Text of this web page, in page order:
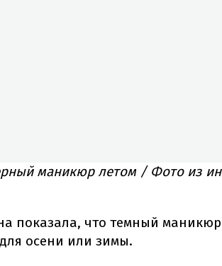
маникюр летом / Фото из
показала, что темный маникюр
осени или зимы.